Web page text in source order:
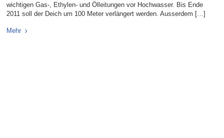
wichtigen Gas-, Ethylen- und Ölleitungen vor Hochwasser. Bis Ende
2011 soll der Deich um 100 Meter verlängert werden. Ausserdem […]
Mehr